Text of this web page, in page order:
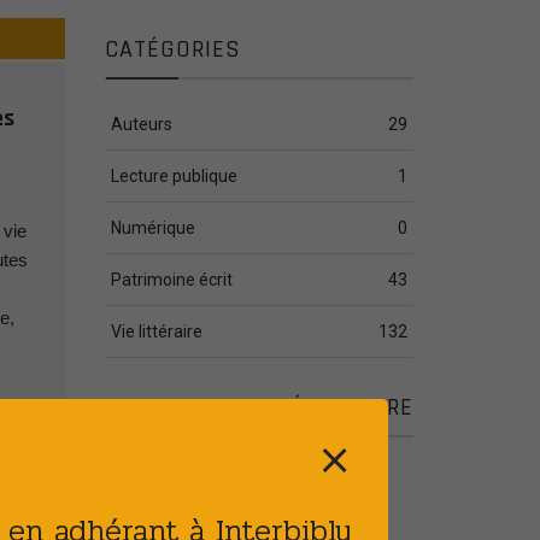
vie
CATÉGORIES
Auteurs 29
Lecture publique 1
Numérique 0
Patrimoine écrit 43
Vie littéraire 132
ARTICLES COMPLÉMENTAIRE
d’action de sûreté des
⨯
adhérant à Interbibly